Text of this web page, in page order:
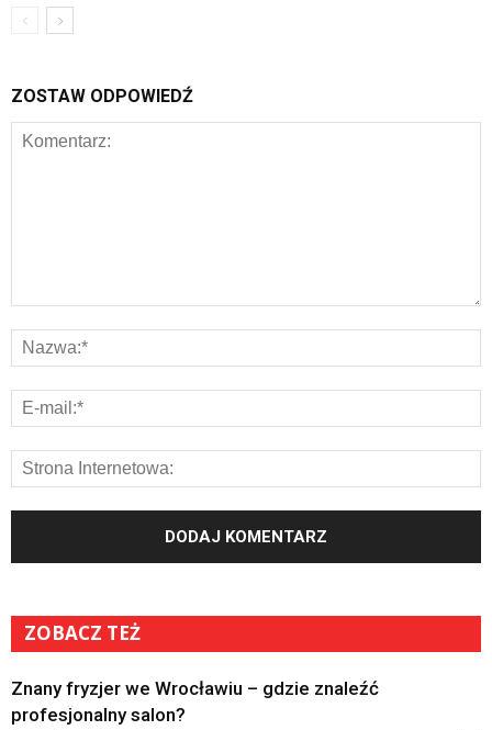
ZOSTAW ODPOWIEDŹ
ZOBACZ TEŻ
Znany fryzjer we Wrocławiu – gdzie znaleźć
profesjonalny salon?